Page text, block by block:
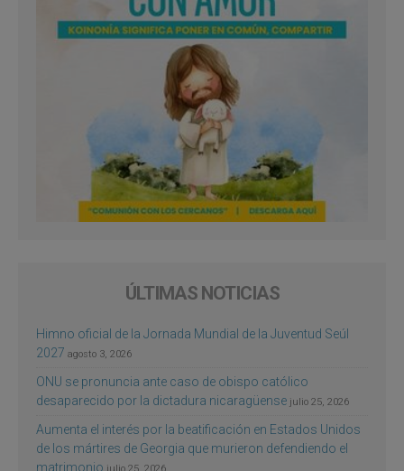
ÚLTIMAS NOTICIAS
Himno oficial de la Jornada Mundial de la Juventud Seúl
2027 agosto 3, 2026
ONU se pronuncia ante caso de obispo católico
desaparecido por la dictadura nicaragüense julio 25, 2026
Aumenta el interés por la beatificación en Estados Unidos
de los mártires de Georgia que murieron defendiendo el
matrimonio